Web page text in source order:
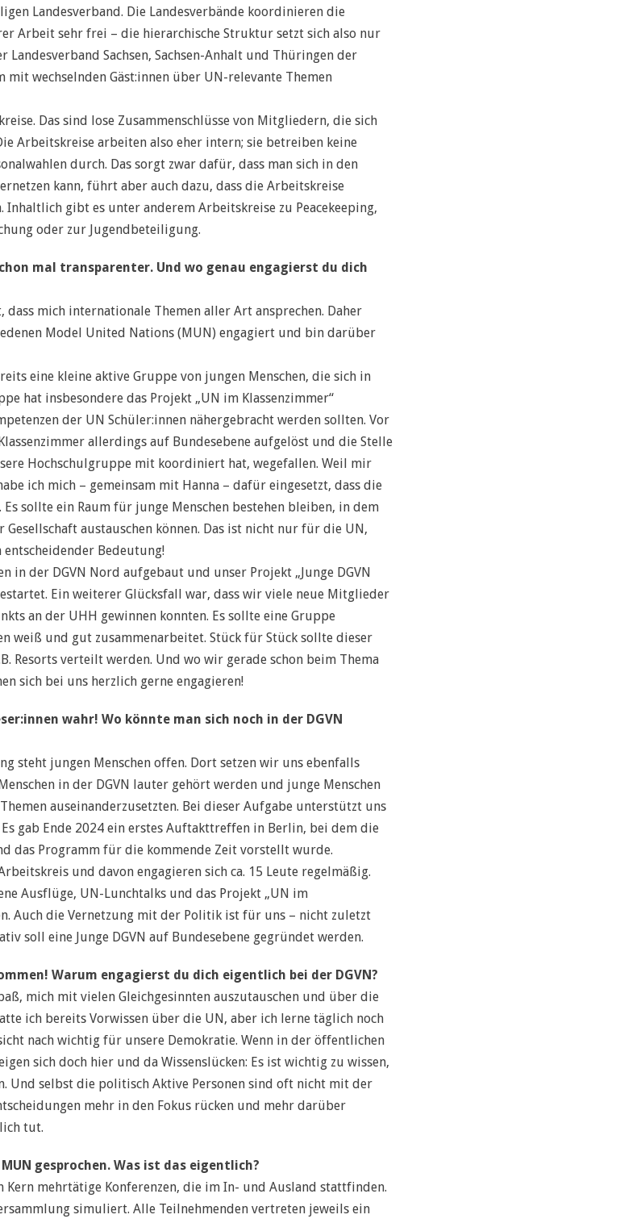
Landesverband. Die Landesverbände koordinieren die
Arbeit sehr frei – die hierarchische Struktur setzt sich also nur
Sachsen, Sachsen-Anhalt und Thüringen der
mit wechselnden Gäst:innen über UN-relevante Themen
Das sind lose Zusammenschlüsse von Mitgliedern, die sich
Arbeitskreise arbeiten also eher intern; sie betreiben keine
durch. Das sorgt zwar dafür, dass man sich in den
kann, führt aber auch dazu, dass die Arbeitskreise
gibt es unter anderem Arbeitskreise zu Peacekeeping,
oder zur Jugendbeteiligung.
mal transparenter. Und wo genau engagierst du dich
mich internationale Themen aller Art ansprechen. Daher
Model United Nations (MUN) engagiert und bin darüber
eine kleine aktive Gruppe von jungen Menschen, die sich in
hat insbesondere das Projekt „UN im Klassenzimmer“
der UN Schüler:innen nähergebracht werden sollten. Vor
allerdings auf Bundesebene aufgelöst und die Stelle
Hochschulgruppe mit koordiniert hat, wegefallen. Weil mir
ich mich – gemeinsam mit Hanna – dafür eingesetzt, dass die
sollte ein Raum für junge Menschen bestehen bleiben, in dem
austauschen können. Das ist nicht nur für die UN,
Bedeutung!
in der DGVN Nord aufgebaut und unser Projekt „Junge DGVN
Ein weiterer Glücksfall war, dass wir viele neue Mitglieder
an der UHH gewinnen konnten. Es sollte eine Gruppe
weiß und gut zusammenarbeitet. Stück für Stück sollte dieser
Resorts verteilt werden. Und wo wir gerade schon beim Thema
sich bei uns herzlich gerne engagieren!
wahr! Wo könnte man sich noch in der DGVN
steht jungen Menschen offen. Dort setzen wir uns ebenfalls
in der DGVN lauter gehört werden und junge Menschen
auseinanderzusetzten. Bei dieser Aufgabe unterstützt uns
gab Ende 2024 ein erstes Auftakttreffen in Berlin, bei dem die
das Programm für die kommende Zeit vorstellt wurde.
und davon engagieren sich ca. 15 Leute regelmäßig.
Ausflüge, UN-Lunchtalks und das Projekt „UN im
Auch die Vernetzung mit der Politik ist für uns – nicht zuletzt
soll eine Junge DGVN auf Bundesebene gegründet werden.
Warum engagierst du dich eigentlich bei der DGVN?
mich mit vielen Gleichgesinnten auszutauschen und über die
ich bereits Vorwissen über die UN, aber ich lerne täglich noch
nach wichtig für unsere Demokratie. Wenn in der öffentlichen
sich doch hier und da Wissenslücken: Es ist wichtig zu wissen,
Und selbst die politisch Aktive Personen sind oft nicht mit der
mehr in den Fokus rücken und mehr darüber
tut.
gesprochen. Was ist das eigentlich?
mehrtätige Konferenzen, die im In- und Ausland stattfinden.
simuliert. Alle Teilnehmenden vertreten jeweils ein